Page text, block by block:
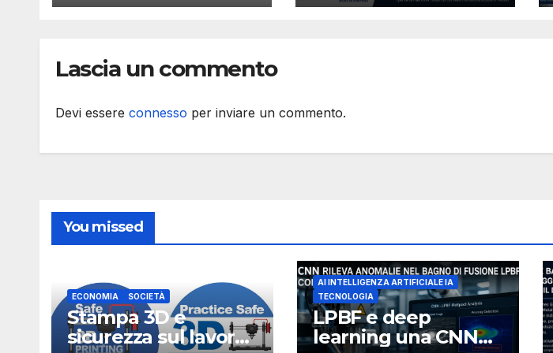
secondo NIOSH
stampa 3D
Lascia un commento
Devi essere connesso per inviare un commento.
You missed
ECONOMIA SOCIETÀ
Stampa 3D e
sicurezza sul lavoro,
AI INTELLIGENZA ARTIFICIALE IA
TECNOLOGIA
LPBF e deep
learning una CNN